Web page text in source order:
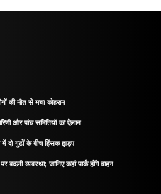
की मौत से मचा कोहराम
और पांच समितियों का ऐलान
में दो गुटों के बीच हिंसक झड़प
व्यवस्था; जानिए कहां पार्क होंगे वाहन